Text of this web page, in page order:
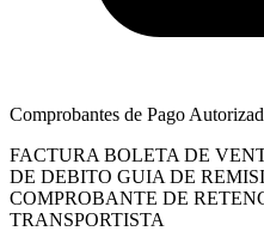
Comprobantes de Pago
FACTURA BOLETA DE
DE DEBITO GUIA DE
COMPROBANTE DE
TRANSPORTISTA